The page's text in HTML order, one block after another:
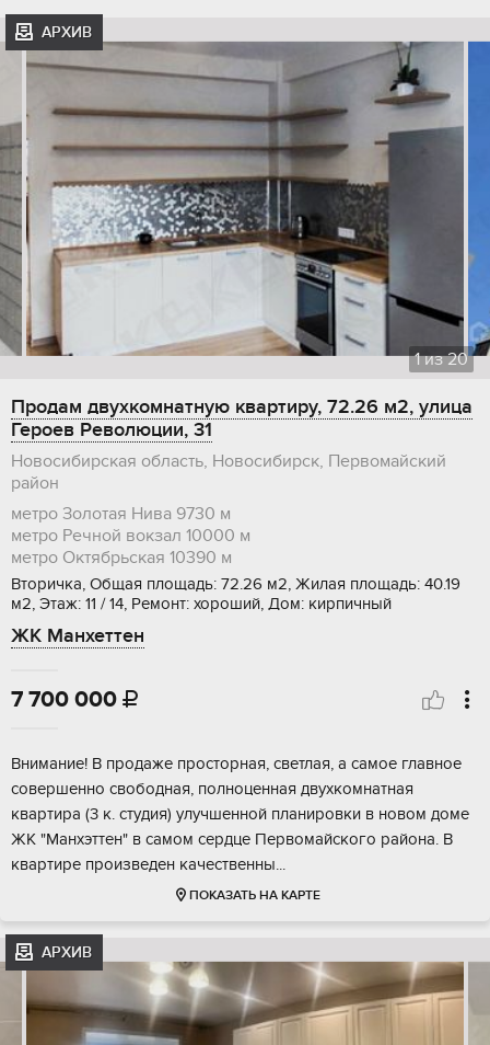
АРХИВ
1из20
Продам двухкомнатную квартиру, 72.26 м2, улица
Героев Революции, 31
Новосибирская область, Новосибирск, Первомайский
район
метро Золотая Нива 9730 м
метро Речной вокзал 10000 м
метро Октябрьская 10390 м
Вторичка, Общая площадь: 72.26 м2, Жилая площадь: 40.19
м2, Этаж: 11 / 14, Ремонт: хороший, Дом: кирпичный
ЖК Манхеттен
7 700 000 
Внимание! В продаже просторная, светлая, а самое главное
совершенно свободная, полноценная двухкомнатная
квартира (3 к. студия) улучшенной планировки в новом доме
ЖК "Манхэттен" в самом сердце Первомайского района. В
квартире произведен качественны...
ПОКАЗАТЬ НА КАРТЕ
АРХИВ